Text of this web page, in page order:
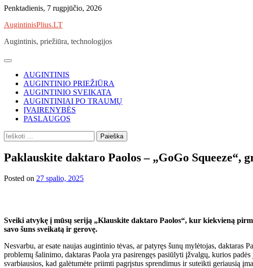
Skip
content
Penktadienis, 7 rugpjūčio, 2026
AugintinisPlius.LT
Augintinis, priežiūra, technologijos
AUGINTINIS
AUGINTINIO PRIEŽIŪRA
AUGINTINIO SVEIKATA
AUGINTINIAI PO TRAUMŲ
ĮVAIRENYBĖS
PASLAUGOS
Ieškoti:
Paklauskite daktaro Paolos – „GoGo Squeeze“,
Posted on 27 spalio, 2025
Sveiki atvykę į mūsų seriją „Klauskite daktaro Paolos“, kur kiekvieną
savo šuns sveikatą ir gerovę.
Nesvarbu, ar esate naujas augintinio tėvas, ar patyręs šunų mylėtojas,
problemų šalinimo, daktaras Paola yra pasirengęs pasiūlyti įžvalgų, kurios
svarbiausios, kad galėtumėte priimti pagrįstus sprendimus ir suteikti geriausią